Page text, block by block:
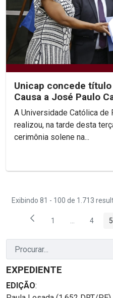
Unicap concede
Causa a José Paulo
cerimônia histórica
A Universidade Católica de
realizou, na tarde desta
cerimônia solene na...
Exibindo 81 - 100 de 1.713
Página
1 PáginasPágina
4 5
EXPEDIENTE
EDIÇÃO: